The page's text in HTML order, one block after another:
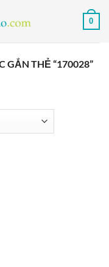
0
GẮN THẺ “170028”